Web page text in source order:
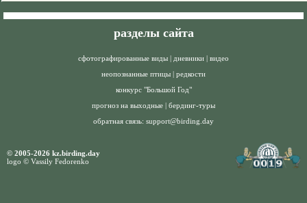
разделы сайта
сфотографированные виды | дневники | видео
неопознанные птицы | редкости
конкурс "Большой Год"
прогноз на выходные | бердинг-туры
обратная связь: support@birding.day
© 2005-2026 kz.birding.day
logo © Vassily Fedorenko